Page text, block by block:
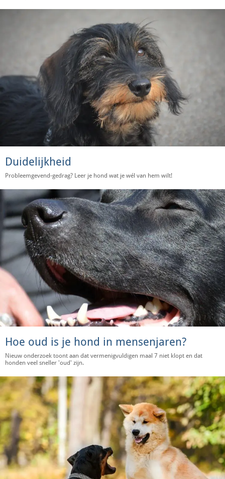
Duidelijkheid
Probleemgevend-gedrag? Leer je hond wat je wél van hem wilt!
Hoe oud is je hond in mensenjaren?
Nieuw onderzoek toont aan dat vermenigvuldigen maal 7 niet klopt en dat
honden veel sneller 'oud' zijn.